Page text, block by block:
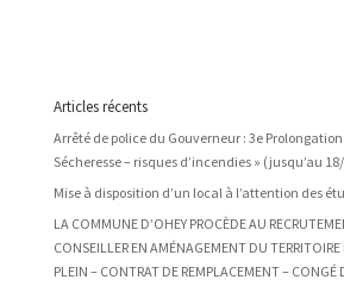
Articles récents
Arrêté de police du Gouverneur : 3e Prolongation
Sécheresse – risques d’incendies » (jusqu’au
Mise à disposition d’un local à l’attention des
LA COMMUNE D’OHEY PROCÈDE AU
CONSEILLER EN AMÉNAGEMENT DU
PLEIN – CONTRAT DE REMPLACEMENT – CONGÉ